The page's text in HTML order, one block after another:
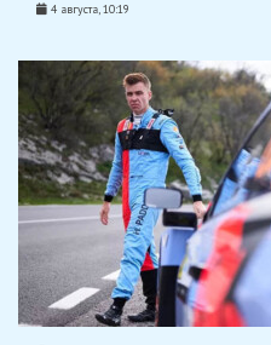
4 августа, 10:19